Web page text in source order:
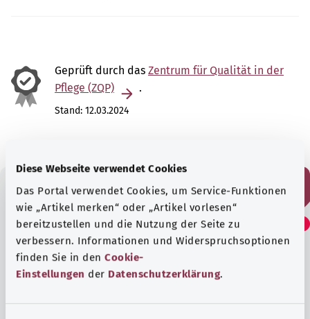
Diese Webseite verwendet Cookies
Das Portal verwendet Cookies, um Service-Funktionen
wie „Artikel merken“ oder „Artikel vorlesen“
bereitzustellen und die Nutzung der Seite zu
verbessern. Informationen und Widerspruchsoptionen
finden Sie in den Cookie-
Einstellungen der Datenschutzerklärung.
Geprüft durch das Zentrum für Qualität in der
Pflege (ZQP)
.
Stand: 12.03.2024
Fanden Sie diesen Artikel
hilfreich?